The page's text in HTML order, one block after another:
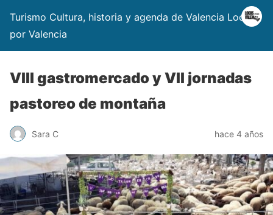
Turismo Cultura, historia y agenda de Valencia Locos
por Valencia
VIII gastromercado y VII jornadas
pastoreo de montaña
Sara C hace 4 años